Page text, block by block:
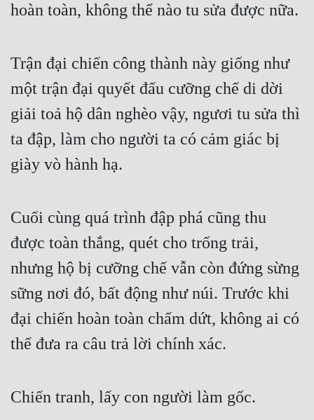
hoàn toàn, không thể nào tu sửa được nữa.
Trận đại chiến công thành này giống như
một trận đại quyết đấu cưỡng chế di dời
giải toả hộ dân nghèo vậy, ngươi tu sửa thì
ta đập, làm cho người ta có cảm giác bị
giày vò hành hạ.
Cuối cùng quá trình đập phá cũng thu
được toàn thắng, quét cho trống trải,
nhưng hộ bị cưỡng chế vẫn còn đứng sừng
sững nơi đó, bất động như núi. Trước khi
đại chiến hoàn toàn chấm dứt, không ai có
thể đưa ra câu trả lời chính xác.
Chiến tranh, lấy con người làm gốc.